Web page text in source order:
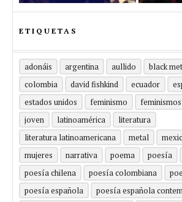
ETIQUETAS
adonáis argentina aullido black
colombia
david fishkind ecuador
estados unidos
feminismo feminismos
joven
latinoamérica
literatura
literatura latinoamericana
metal
mujeres
narrativa poema poesía
poesía chilena
poesía colombiana
poesía española
poesía española